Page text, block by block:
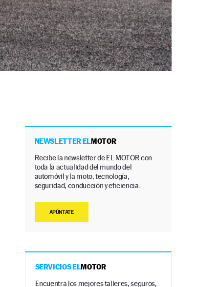
NEWSLETTER ELMOTOR
Recibe la newsletter de EL MOTOR con
toda la actualidad del mundo del
automóvil y la moto, tecnología,
seguridad, conducción y eficiencia.
APÚNTATE
SERVICIOS ELMOTOR
Encuentra los mejores talleres, seguros,